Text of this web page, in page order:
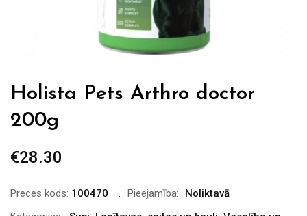
Holista Pets Arthro doctor
200g
€28.30
Preces kods: 100470 Pieejamība:
Noliktavā